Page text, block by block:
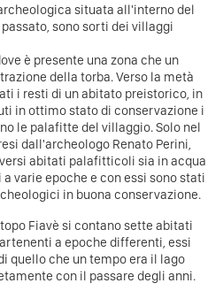
situata all'interno del
sono sorti dei villaggi
è presente una zona che un
della torba. Verso la metà
i resti di un abitato preistorico, in
in ottimo stato di conservazione i
le palafitte del villaggio. Solo nel
dall'archeologo Renato Perini,
abitati palafitticoli sia in acqua
varie epoche e con essi sono stati
in buona conservazione.
Fiavè si contano sette abitati
a epoche differenti, essi
quello che un tempo era il lago
con il passare degli anni.